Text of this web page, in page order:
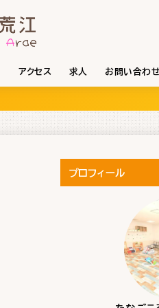
アクセス 求人 お問い合わせ
プロフィール